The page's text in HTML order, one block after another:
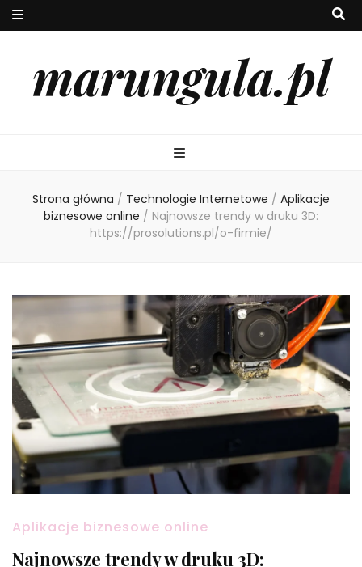
marungula.pl
Strona główna / Technologie Internetowe / Aplikacje
biznesowe online / Najnowsze trendy w druku 3D:
https://prosolutions.pl/o-firmie/
Aplikacje biznesowe online
Najnowsze trendy w druku 3D: